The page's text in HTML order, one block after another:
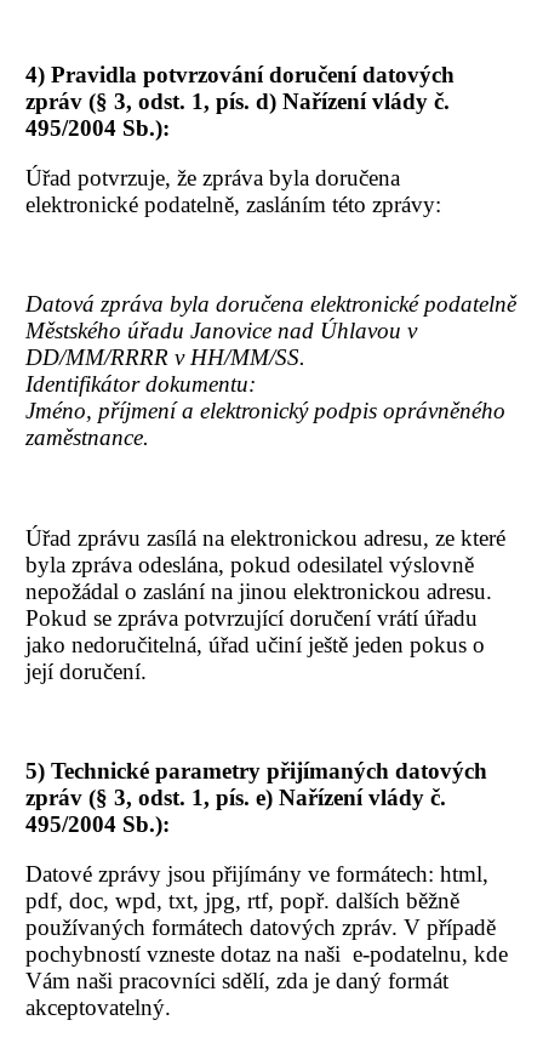
4) Pravidla potvrzování doručení datových
zpráv (§ 3, odst. 1, pís. d) Nařízení vlády č.
495/2004 Sb.):
Úřad potvrzuje, že zpráva byla doručena
elektronické podatelně, zasláním této zprávy:
Datová zpráva byla doručena elektronické podatelně
Městského úřadu Janovice nad Úhlavou v
DD/MM/RRRR v HH/MM/SS.
Identifikátor dokumentu:
Jméno, příjmení a elektronický podpis oprávněného
zaměstnance.
Úřad zprávu zasílá na elektronickou adresu, ze které
byla zpráva odeslána, pokud odesilatel výslovně
nepožádal o zaslání na jinou elektronickou adresu.
Pokud se zpráva potvrzující doručení vrátí úřadu
jako nedoručitelná, úřad učiní ještě jeden pokus o
její doručení.
5) Technické parametry přijímaných datových
zpráv (§ 3, odst. 1, pís. e) Nařízení vlády č.
495/2004 Sb.):
Datové zprávy jsou přijímány ve formátech: html,
pdf, doc, wpd, txt, jpg, rtf, popř. dalších běžně
používaných formátech datových zpráv. V případě
pochybností vzneste dotaz na naši e-podatelnu, kde
Vám naši pracovníci sdělí, zda je daný formát
akceptovatelný.